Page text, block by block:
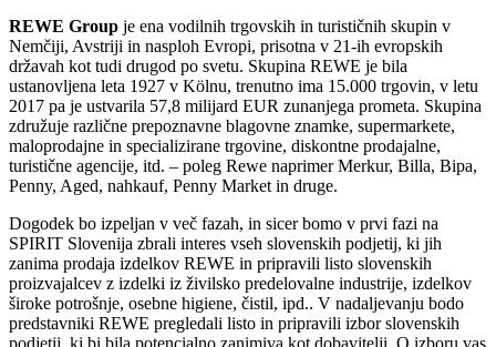
REWE Group je ena vodilnih trgovskih in turističnih skupin v
Nemčiji, Avstriji in nasploh Evropi, prisotna v 21-ih evropskih
državah kot tudi drugod po svetu. Skupina REWE je bila
ustanovljena leta 1927 v Kölnu, trenutno ima 15.000 trgovin, v letu
2017 pa je ustvarila 57,8 milijard EUR zunanjega prometa. Skupina
združuje različne prepoznavne blagovne znamke, supermarkete,
maloprodajne in specializirane trgovine, diskontne prodajalne,
turistične agencije, itd. – poleg Rewe naprimer Merkur, Billa, Bipa,
Penny, Aged, nahkauf, Penny Market in druge.
Dogodek bo izpeljan v več fazah, in sicer bomo v prvi fazi na
SPIRIT Slovenija zbrali interes vseh slovenskih podjetij, ki jih
zanima prodaja izdelkov REWE in pripravili listo slovenskih
proizvajalcev z izdelki iz živilsko predelovalne industrije, izdelkov
široke potrošnje, osebne higiene, čistil, ipd.. V nadaljevanju bodo
predstavniki REWE pregledali listo in pripravili izbor slovenskih